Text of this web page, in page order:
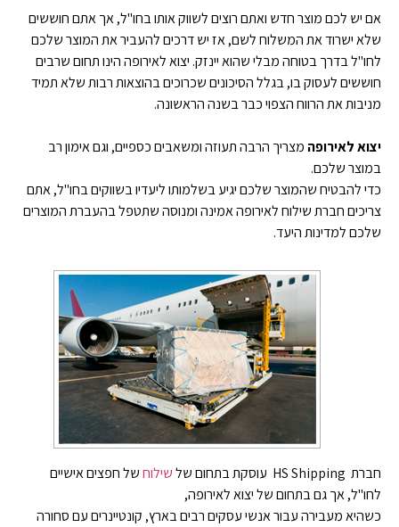
אם יש לכם מוצר חדש ואתם רוצים לשווק אותו בחו"ל, אך אתם חוששים
שלא ישרוד את המשלוח לשם, אז יש דרכים להעביר את המוצר שלכם
לחו"ל בדרך בטוחה מבלי שהוא יינזק. יצוא לאירופה הינו תחום שרבים
חוששים לעסוק בו, בגלל הסיכונים שכרוכים בהוצאות רבות שלא תמיד
מניבות את הרווח הצפוי כבר בשנה הראשונה.
יצוא לאירופה מצריך הרבה תעוזה ומשאבים כספיים, וגם אימון רב
במוצר שלכם.
כדי להבטיח שהמוצר שלכם יגיע בשלמותו ליעדיו בשווקים בחו"ל, אתם
צריכים חברת שילוח לאירופה אמינה ומנוסה שתטפל בהעברת המוצרים
שלכם למדינות היעד.
חברת HS Shipping עוסקת בתחום של שילוחשל חפצים אישיים
לחו"ל, אך גם בתחום של יצוא לאירופה,
כשהיא מעבירה עבור אנשי עסקים רבים בארץ, קונטיינרים עם סחורה